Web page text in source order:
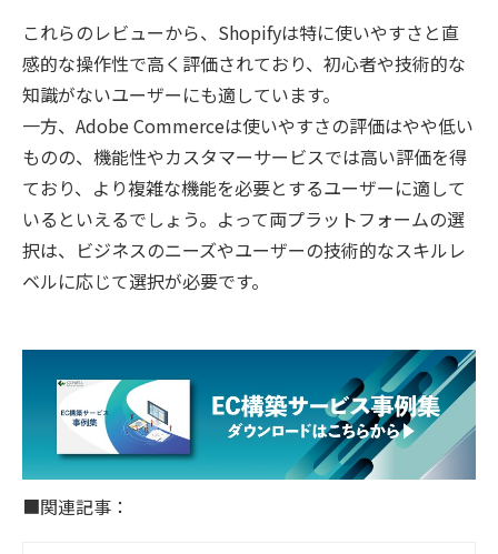
これらのレビューから、Shopifyは特に使いやすさと直
感的な操作性で高く評価されており、初心者や技術的な
知識がないユーザーにも適しています。
一方、Adobe Commerceは使いやすさの評価はやや低い
ものの、機能性やカスタマーサービスでは高い評価を得
ており、より複雑な機能を必要とするユーザーに適して
いるといえるでしょう。よって両プラットフォームの選
択は、ビジネスのニーズやユーザーの技術的なスキルレ
ベルに応じて選択が必要です。
■関連記事：